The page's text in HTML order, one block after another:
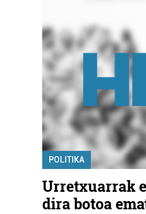
POLITIKA
Urretxuarrak
dira botoa